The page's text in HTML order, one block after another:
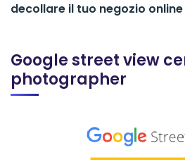
decollare il tuo negozio
Google street view
photographer